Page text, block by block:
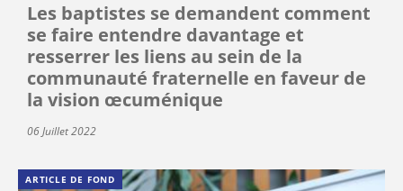
Les baptistes se demandent comment
se faire entendre davantage et
resserrer les liens au sein de la
communauté fraternelle en faveur de
la vision œcuménique
06 Juillet 2022
ARTICLE DE FOND